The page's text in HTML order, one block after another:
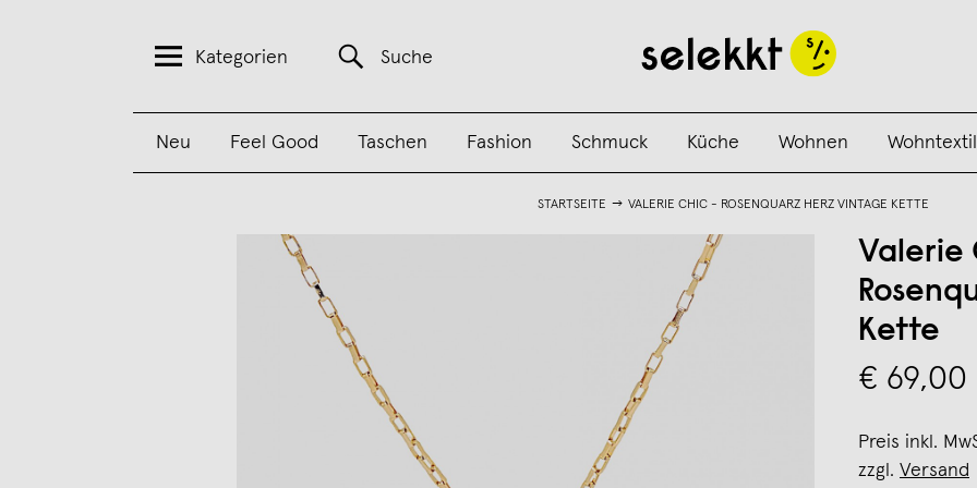
Kategorien Suche
Neu Feel Good Taschen Fashion Schmuck Küche Wohnen
STARTSEITE VALERIE CHIC - ROSENQUARZ HERZ VINTAGE KETTE
Valerie
Kette
€ 69,00
Preis inkl.
zzgl. Versand